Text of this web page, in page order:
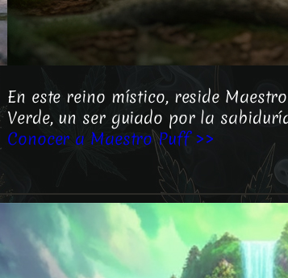
En este reino místico, reside
Verde, un ser guiado por la
Conocer a Maestro Puff >>